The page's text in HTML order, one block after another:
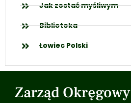
Jak zostać myśliwym
Biblioteka
Łowiec Polski
Zarząd Okręgowy